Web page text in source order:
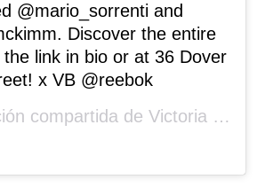
@mario_sorrenti and
Discover the entire
link in bio or at 36 Dover
x VB @reebok
compartida deVictoria Beckham